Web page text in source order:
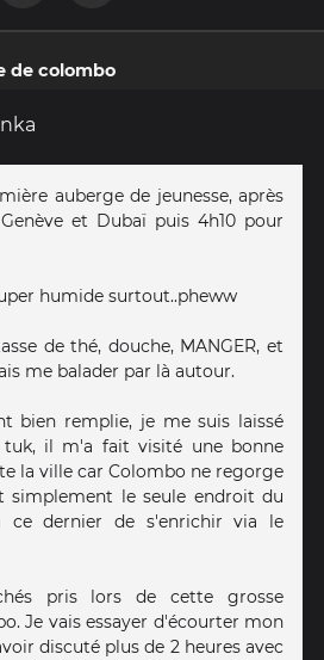
de colombo
auberge de jeunesse, après
et Dubaï puis 4h10 pour
humide surtout..pheww
de thé, douche, MANGER, et
me balader par là autour.
bien remplie, je me suis laissé
il m'a fait visité une bonne
la ville car Colombo ne regorge
simplement le seule endroit du
ce dernier de s'enrichir via le
pris lors de cette grosse
Je vais essayer d'écourter mon
discuté plus de 2 heures avec